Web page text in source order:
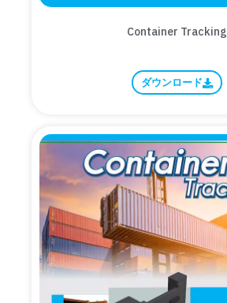
Container Tracking
ダウンロード